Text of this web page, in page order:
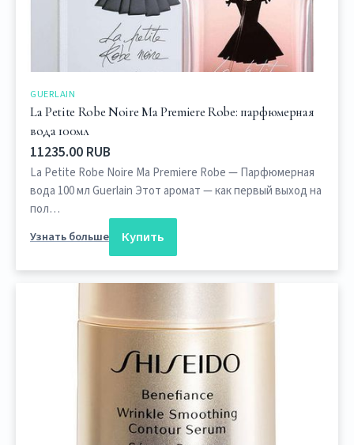
GUERLAIN
La Petite Robe Noire Ma Premiere Robe: парфюмерная
вода 100мл
11235.00 RUB
La Petite Robe Noire Ma Premiere Robe — Парфюмерная
вода 100 мл Guerlain Этот аромат — как первый выход на
пол…
Узнать больше
Купить